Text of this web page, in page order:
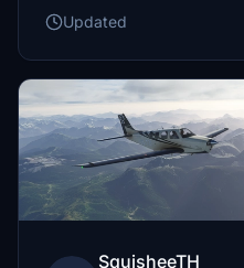
Updated
SquisheeTH